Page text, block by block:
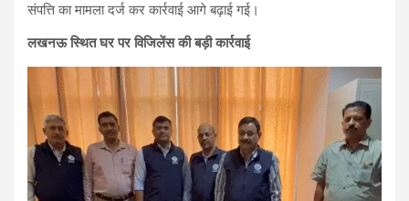
संपत्ति का मामला दर्ज कर कार्रवाई आगे बढ़ाई गई।
लखनऊ स्थित घर पर विजिलेंस की बड़ी कार्रवाई